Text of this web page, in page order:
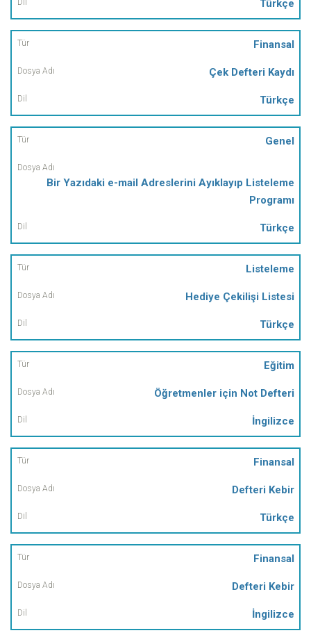
Dil
Türkçe
Finansal
Çek Defteri Kaydı
Türkçe
Genel
Bir Yazıdaki e-mail Adreslerini Ayıklayıp Listeleme
Programı
Türkçe
Listeleme
Hediye Çekilişi Listesi
Türkçe
Eğitim
Öğretmenler için Not Defteri
İngilizce
Finansal
Defteri Kebir
Türkçe
Finansal
Defteri Kebir
İngilizce